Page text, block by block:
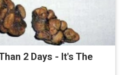
2 Days - It's The